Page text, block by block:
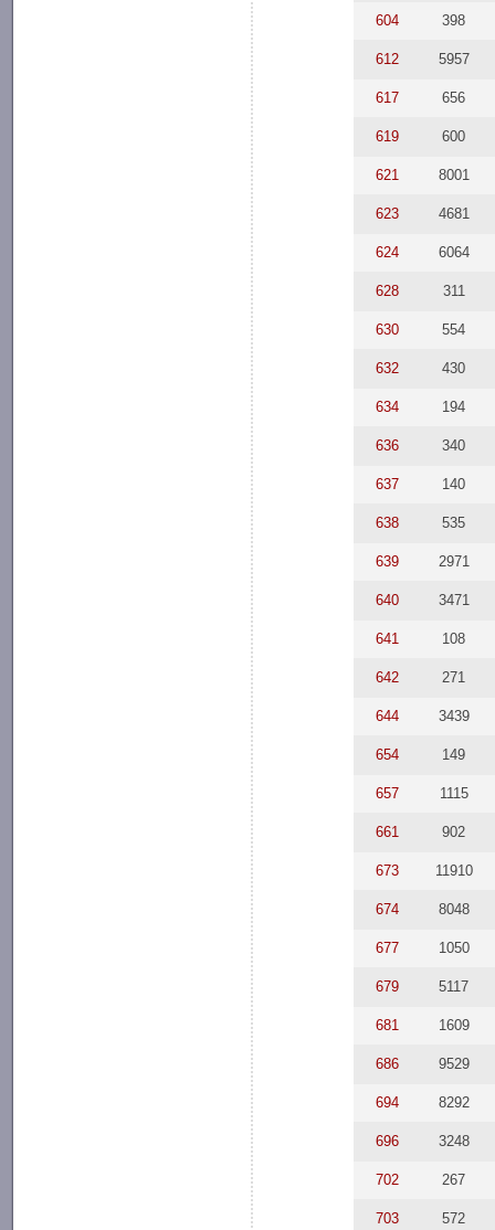
604 398
612 5957
617 656
619 600
621 8001
623 4681
624 6064
628 311
630 554
632 430
634 194
636 340
637 140
638 535
639 2971
640 3471
641 108
642 271
644 3439
654 149
657 1115
661 902
673 11910
674 8048
677 1050
679 5117
681 1609
686 9529
694 8292
696 3248
702 267
703 572